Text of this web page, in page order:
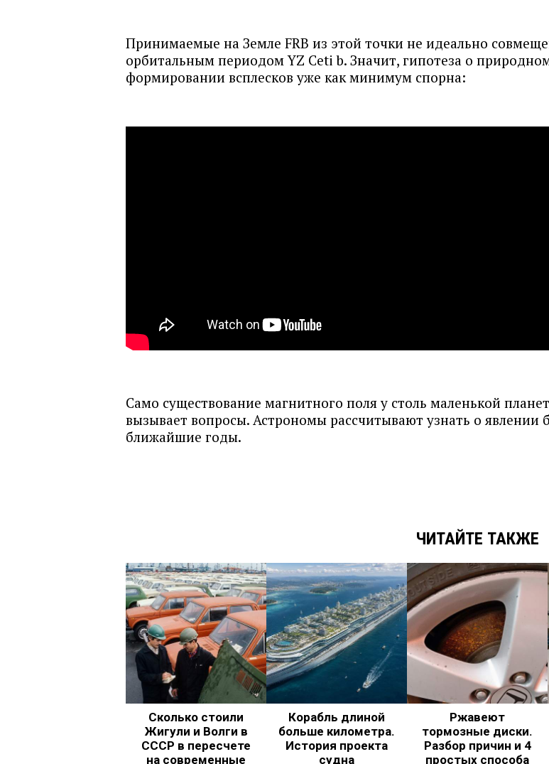
Принимаемые на Земле FRB из этой точки не идеально
орбитальным периодом YZ Ceti b. Значит, гипотеза о
формировании всплесков уже как минимум спорна:
Само существование магнитного поля у столь маленькой
вызывает вопросы. Астрономы рассчитывают узнать о явлении
ближайшие годы.
ЧИТАЙТЕ ТАКЖЕ
Сколько стоили
Жигули и Волги в
СССР в пересчете
на современные
Корабль длиной
больше километра.
История проекта
судна
Ржавеют
тормозные диски.
Разбор причин и 4
простых способа